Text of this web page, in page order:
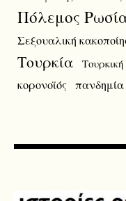
Πόλεμος
Σεξουαλική
Τουρκία
κορονοϊός πανδημία